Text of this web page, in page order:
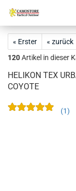
« Erster « zurück
120Artikel in dieser
HELIKON TEX
COYOTE
1